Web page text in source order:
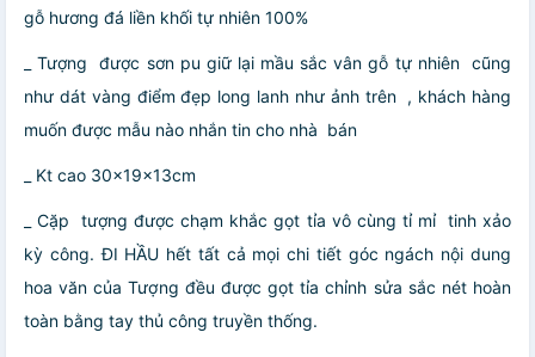
gỗ hương đá liền khối tự nhiên 100%
_ Tượng được sơn pu giữ lại mầu sắc vân gỗ tự nhiên cũng
như dát vàng điểm đẹp long lanh như ảnh trên , khách hàng
muốn được mẫu nào nhắn tin cho nhà bán
_ Kt cao 30x19x13cm
_ Cặp tượng được chạm khắc gọt tỉa vô cùng tỉ mỉ tinh xảo
kỳ công. ĐI HẦU hết tất cả mọi chi tiết góc ngách nội dung
hoa văn của Tượng đều được gọt tỉa chỉnh sửa sắc nét hoàn
toàn bằng tay thủ công truyền thống.